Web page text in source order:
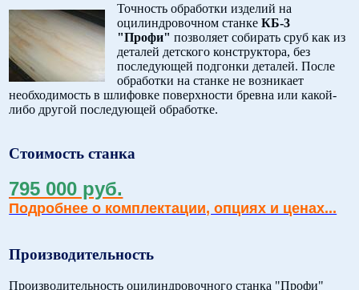
Точность обработки изделий на
оцилиндровочном станкеКБ-3
"Профи" позволяет собирать сруб как из
деталей детского конструктора, без
последующей подгонки деталей. После
обработки на станке не возникает
необходимость в шлифовке поверхности бревна или какой-
либо другой последующей обработке.
Стоимость станка
795 000 руб.
Подробнее о комплектации, опциях и ценах...
Производительность
Производительность оцилиндровочного станка "Профи"